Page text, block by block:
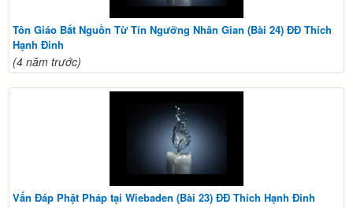
Tôn Giáo Bắt Nguồn Từ Tín Ngưỡng Nhân Gian (Bài 24) ĐĐ Thích
Hạnh Đinh
(4 năm trước)
Vấn Đáp Phật Pháp tại Wiebaden (Bài 23) ĐĐ Thích Hạnh Đinh